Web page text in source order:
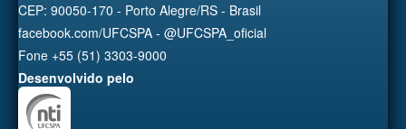
CEP: 90050-170 - Porto Alegre/RS - Brasil
facebook.com/UFCSPA - @UFCSPA_oficial
Fone +55 (51) 3303-9000
Desenvolvido pelo